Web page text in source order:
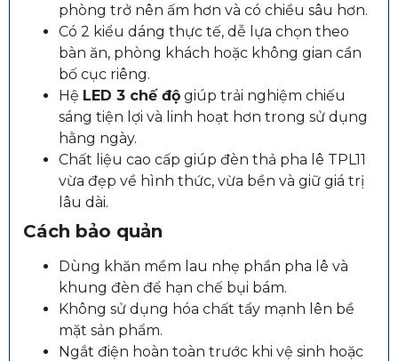
phòng trở nên ấm hơn và có chiều sâu hơn.
Có 2 kiểu dáng thực tế, dễ lựa chọn theo
bàn ăn, phòng khách hoặc không gian cần
bố cục riêng.
Hệ LED 3 chế độ giúp trải nghiệm chiếu
sáng tiện lợi và linh hoạt hơn trong sử dụng
hằng ngày.
Chất liệu cao cấp giúp đèn thả pha lê TPL11
vừa đẹp về hình thức, vừa bền và giữ giá trị
lâu dài.
Cách bảo quản
Dùng khăn mềm lau nhẹ phần pha lê và
khung đèn để hạn chế bụi bám.
Không sử dụng hóa chất tẩy mạnh lên bề
mặt sản phẩm.
Ngắt điện hoàn toàn trước khi vệ sinh hoặc